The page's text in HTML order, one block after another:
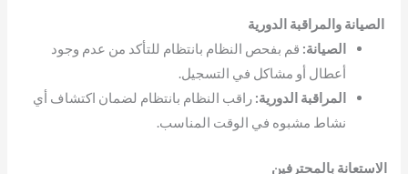
الصيانة والمراقبة الدورية
الصيانة: قم بفحص النظام بانتظام للتأكد من عدم وجود
أعطال أو مشاكل في التسجيل.
المراقبة الدورية: راقب النظام بانتظام لضمان اكتشاف أي
نشاط مشبوه في الوقت المناسب.
الاستعانة بالمحترفين